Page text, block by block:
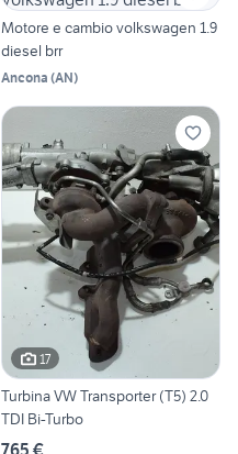
Motore e cambio volkswagen 1.9
diesel brr
Ancona (AN)
17
Turbina VW Transporter (T5) 2.0
TDI Bi-Turbo